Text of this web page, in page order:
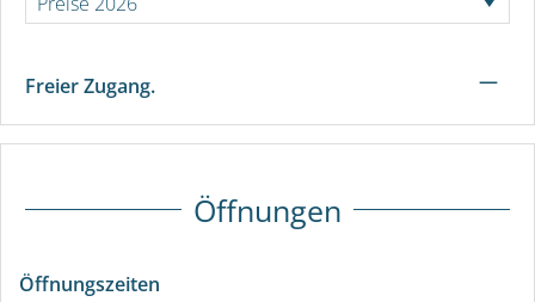
Freier Zugang. —
Öffnungen
Öffnungszeiten